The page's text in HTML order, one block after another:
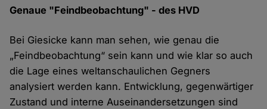
Genaue "Feindbeobachtung" - des HVD
Bei Giesicke kann man sehen, wie genau die
„Feindbeobachtung“ sein kann und wie klar so auch
die Lage eines weltanschaulichen Gegners
analysiert werden kann. Entwicklung, gegenwärtiger
Zustand und interne Auseinandersetzungen sind